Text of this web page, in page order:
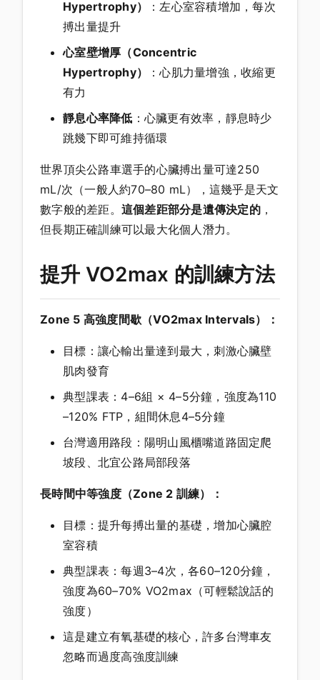
Hypertrophy）
：左心室容積增加，每次
搏出量提升
心室壁增厚（Concentric
Hypertrophy）
：心肌力量增強，收縮更
有力
靜息心率降低 ：心臟更有效率，靜息時少
跳幾下即可維持循環
世界頂尖公路車選手的心臟搏出量可達250
mL/次（一般人約70–80 mL），這幾乎是天文
數字般的差距。 這個差距部分是遺傳決定的，
但長期正確訓練可以最大化個人潛力。
提升 VO2max 的訓練方法
Zone 5 高強度間歇（VO2max Intervals）：
目標：讓心輸出量達到最大，刺激心臟壁
肌肉發育
典型課表：4–6組 × 4–5分鐘，強度為110
–120% FTP，組間休息4–5分鐘
台灣適用路段：陽明山風櫃嘴道路固定爬
坡段、北宜公路局部段落
長時間中等強度（Zone 2 訓練）：
目標：提升每搏出量的基礎，增加心臟腔
室容積
典型課表：每週3–4次，各60–120分鐘，
強度為60–70% VO2max（可輕鬆說話的
強度）
這是建立有氧基礎的核心，許多台灣車友
忽略而過度高強度訓練